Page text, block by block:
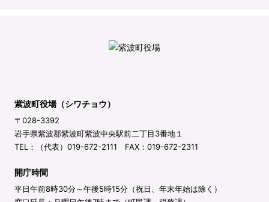
紫波町役場（シワチョウ）
〒028-3392
岩手県紫波郡紫波町紫波中央駅前二丁目3番地１
TEL：（代表）019-672-2111 FAX：019-672-2311
開庁時間
平日午前8時30分～午後5時15分（祝日、年末年始は除く）